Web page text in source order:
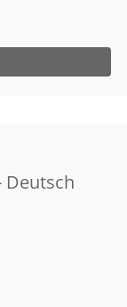
Deutsch